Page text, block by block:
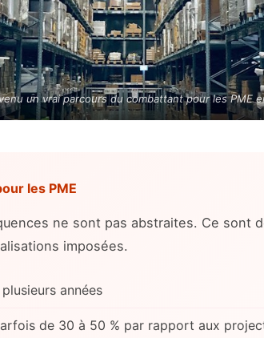
un vrai parcours du combattant pour les PME
les PME
ne sont pas abstraites. Ce sont
imposées.
années
de 30 à 50 % par rapport aux